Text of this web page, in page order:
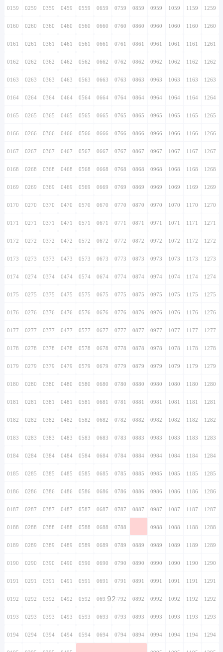
0159 0259 0359 0459 0559 0659 0759 0859 0959 1059 1159 1259
0160 0260 0360 0460 0560 0660 0760 0860 0960 1060 1160 1260
0161 0261 0361 0461 0561 0661 0761 0861 0961 1061 1161 1261
0162 0262 0362 0462 0562 0662 0762 0862 0962 1062 1162 1262
0163 0263 0363 0463 0563 0663 0763 0863 0963 1063 1163 1263
0164 0264 0364 0464 0564 0664 0764 0864 0964 1064 1164 1264
0165 0265 0365 0465 0565 0665 0765 0865 0965 1065 1165 1265
0166 0266 0366 0466 0566 0666 0766 0866 0966 1066 1166 1266
0167 0267 0367 0467 0567 0667 0767 0867 0967 1067 1167 1267
0168 0268 0368 0468 0568 0668 0768 0868 0968 1068 1168 1268
0169 0269 0369 0469 0569 0669 0769 0869 0969 1069 1169 1269
0170 0270 0370 0470 0570 0670 0770 0870 0970 1070 1170 1270
0171 0271 0371 0471 0571 0671 0771 0871 0971 1071 1171 1271
0172 0272 0372 0472 0572 0672 0772 0872 0972 1072 1172 1272
0173 0273 0373 0473 0573 0673 0773 0873 0973 1073 1173 1273
0174 0274 0374 0474 0574 0674 0774 0874 0974 1074 1174 1274
0175 0275 0375 0475 0575 0675 0775 0875 0975 1075 1175 1275
0176 0276 0376 0476 0576 0676 0776 0876 0976 1076 1176 1276
0177 0277 0377 0477 0577 0677 0777 0877 0977 1077 1177 1277
0178 0278 0378 0478 0578 0678 0778 0878 0978 1078 1178 1278
0179 0279 0379 0479 0579 0679 0779 0879 0979 1079 1179 1279
0180 0280 0380 0480 0580 0680 0780 0880 0980 1080 1180 1280
0181 0281 0381 0481 0581 0681 0781 0881 0981 1081 1181 1281
0182 0282 0382 0482 0582 0682 0782 0882 0982 1082 1182 1282
0183 0283 0383 0483 0583 0683 0783 0883 0983 1083 1183 1283
0184 0284 0384 0484 0584 0684 0784 0884 0984 1084 1184 1284
0185 0285 0385 0485 0585 0685 0785 0885 0985 1085 1185 1285
0186 0286 0386 0486 0586 0686 0786 0886 0986 1086 1186 1286
0187 0287 0387 0487 0587 0687 0787 0887 0987 1087 1187 1287
0188 0288 0388 0488 0588 0688 0788 0988 1088 1188 1288
0189 0289 0389 0489 0589 0689 0789 0889 0989 1089 1189 1289
0190 0290 0390 0490 0590 0690 0790 0890 0990 1090 1190 1290
0191 0291 0391 0491 0591 0691 0791 0891 0991 1091 1191 1291
0192 0292 0392 0492 0592 0692920792 0892 0992 1092 1192 1292
0193 0293 0393 0493 0593 0693 0793 0893 0993 1093 1193 1293
0194 0294 0394 0494 0594 0694 0794 0894 0994 1094 1194 1294